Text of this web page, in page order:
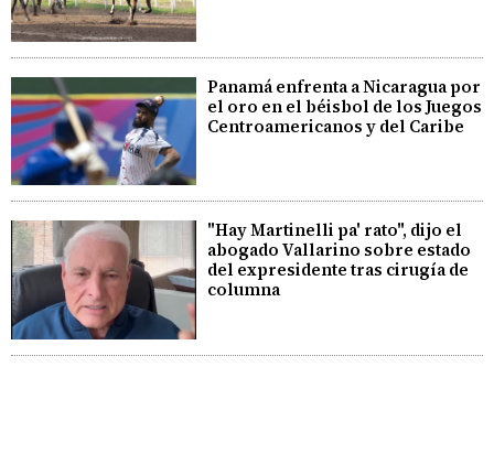
Panamá enfrenta a Nicaragua por
el oro en el béisbol de los Juegos
Centroamericanos y del Caribe
"Hay Martinelli pa' rato", dijo el
abogado Vallarino sobre estado
del expresidente tras cirugía de
columna